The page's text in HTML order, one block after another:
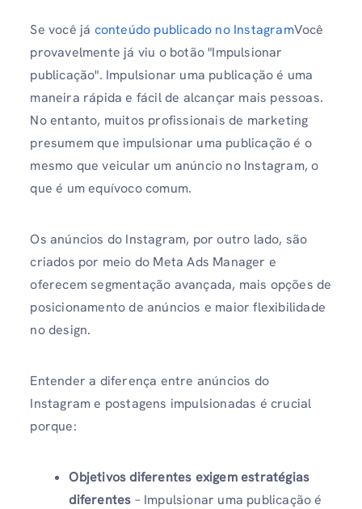
Se você já conteúdo publicado no InstagramVocê
provavelmente já viu o botão "Impulsionar
publicação". Impulsionar uma publicação é uma
maneira rápida e fácil de alcançar mais pessoas.
No entanto, muitos profissionais de marketing
presumem que impulsionar uma publicação é o
mesmo que veicular um anúncio no Instagram, o
que é um equívoco comum.
Os anúncios do Instagram, por outro lado, são
criados por meio do Meta Ads Manager e
oferecem segmentação avançada, mais opções de
posicionamento de anúncios e maior flexibilidade
no design.
Entender a diferença entre anúncios do
Instagram e postagens impulsionadas é crucial
porque:
Objetivos diferentes exigem estratégias
diferentes – Impulsionar uma publicação é